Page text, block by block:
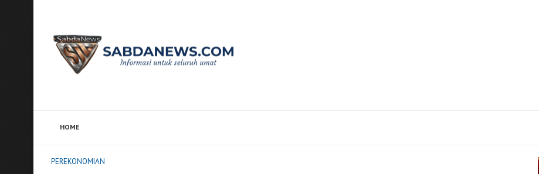
HOME
PEREKONOMIAN